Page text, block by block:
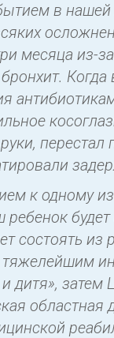
в нашей
месяца из-
к одному
ребенок
состоять
дитя»,
областная